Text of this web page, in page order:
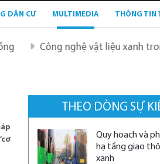
DÂN CƯ MULTIMEDIA THÔNG TIN
Công nghệ vật liệu xanh trong kiến
THEO DÒNG SỰ
Quy hoạch và
hạ tầng giao
xanh